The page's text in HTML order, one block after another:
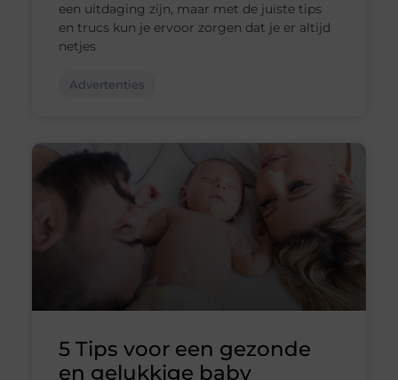
een uitdaging zijn, maar met de juiste tips
en trucs kun je ervoor zorgen dat je er altijd
netjes
Advertenties
5 Tips voor een gezonde
en gelukkige baby